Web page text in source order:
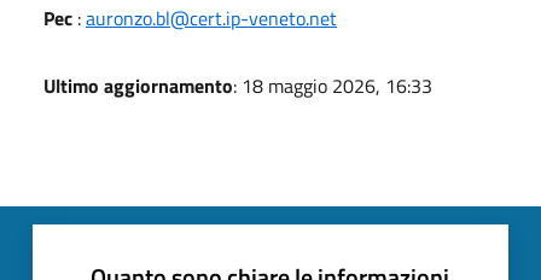
Pec :auronzo.bl@cert.ip-veneto.net
Ultimo aggiornamento: 18 maggio 2026, 16:33